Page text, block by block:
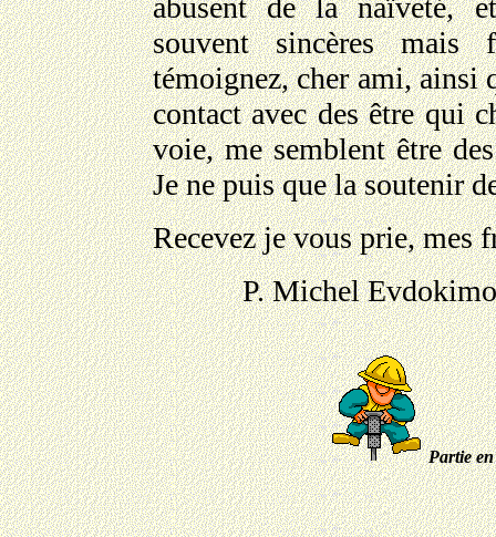
abusent de la naïveté,
souvent sincères mais
témoignez, cher ami, ainsi
contact avec des être qui
voie, me semblent être
Je ne puis que la soutenir
Recevez je vous prie, mes
P. Michel